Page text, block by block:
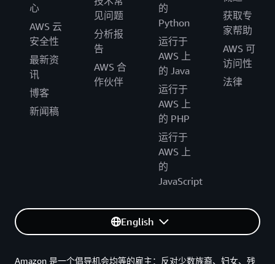
心
AWS 云
安全性
最新资
讯
博客
新闻稿
见问题
分析报
告
AWS 合
作伙伴
的
Python
运行于
AWS 上
的 Java
运行于
AWS 上
的 PHP
运行于
AWS 上
的
JavaScript
获取专
家帮助
AWS 可
访问性
法律
English
Amazon 是一个倡导机会均等的雇主：反对少数族裔、妇女、残